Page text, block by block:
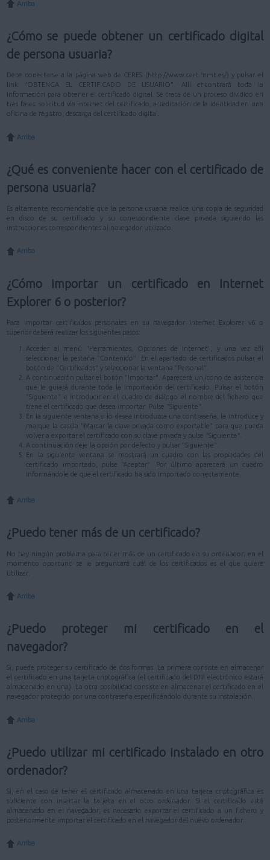
Arriba
¿Cómo se puede obtener un certificado digital
de persona usuaria?
Debe conectarse a la página web de CERES (http://www.cert.fnmt.es/) y pulsar el
link "OBTENGA EL CERTIFICADO DE USUARIO". Allí encontrará toda la
información para obtener el certificado digital. Se trata de un proceso dividido en
tres fases: solicitud vía internet del certificado, acreditación de la identidad en una
oficina de registro, descarga del certificado digital.
Arriba
¿Qué es conveniente hacer con el certificado de
persona usuaria?
Es altamente recomendable que la persona usuaria realice una copia de seguridad
en disco de su certificado y su correspondiente clave privada siguiendo las
instrucciones correspondientes al navegador utilizado.
Arriba
¿Cómo importar un certificado en Internet
Explorer 6 o posterior?
Para importar certificados personales en su navegador Internet Explorer v6 o
superior deberá realizar los siguientes pasos:
Acceder al menú "Herramientas, Opciones de Internet", y una vez allí
seleccionar la pestaña "Contenido". En el apartado de certificados pulsar el
botón de "Certificados" y seleccionar la ventana "Personal".
A continuación pulsar el botón "Importar". Aparecerá un icono de asistencia
que le guiará durante toda la importación del certificado. Pulsar el botón
"Siguiente" e introducir en el cuadro de diálogo el nombre del fichero que
tiene el certificado que desea importar. Pulse "Siguiente".
En la siguiente ventana si lo desea introduzca una contraseña, la introduce y
marque la casilla "Marcar la clave privada como exportable" para que pueda
volver a exportar el certificado con su clave privada y pulse "Siguiente".
A continuación deje la opción por defecto y pulsar "Siguiente".
En la siguiente ventana se mostrará un cuadro con las propiedades del
certificado importado, pulse "Aceptar". Por último aparecerá un cuadro
informándole de que el certificado ha sido importado correctamente.
Arriba
¿Puedo tener más de un certificado?
No hay ningún problema para tener más de un certificado en su ordenador; en el
momento oportuno se le preguntará cuál de los certificados es el que quiere
utilizar.
Arriba
¿Puedo proteger mi certificado en el
navegador?
Si, puede proteger su certificado de dos formas. La primera consiste en almacenar
el certificado en una tarjeta criptográfica (el certificado del DNI electrónico estará
almacenado en una). La otra posibilidad consiste en almacenar el certificado en el
navegador protegido por una contraseña especificándolo durante su instalación.
Arriba
¿Puedo utilizar mi certificado instalado en otro
ordenador?
Si, en el caso de tener el certificado almacenado en una tarjeta criptográfica es
suficiente con insertar la tarjeta en el otro ordenador. Si el certificado está
almacenado en el navegador, es necesario exportar el certificado a un fichero y
posteriormente importar el certificado en el navegador del nuevo ordenador.
Arriba